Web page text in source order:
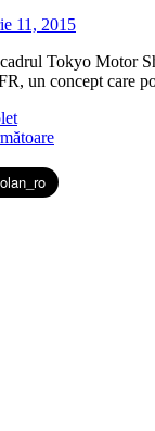
11, 2015
Tokyo Motor
un concept care